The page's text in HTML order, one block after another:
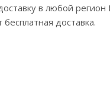
в любой
доставка.